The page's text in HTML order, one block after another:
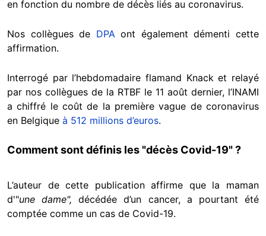
en fonction du nombre de décès liés au coronavirus.
Nos collègues de DPA ont également démenti cette
affirmation.
Interrogé par l’hebdomadaire flamand Knack et relayé
par nos collègues de la RTBF le 11 août dernier, l’INAMI
a chiffré le coût de la première vague de coronavirus
en Belgique à 512 millions d’euros.
Comment sont définis les "décès Covid-19" ?
L’auteur de cette publication affirme que la maman
d'"une dame",décédée d’un cancer, a pourtant été
comptée comme un cas de Covid-19.